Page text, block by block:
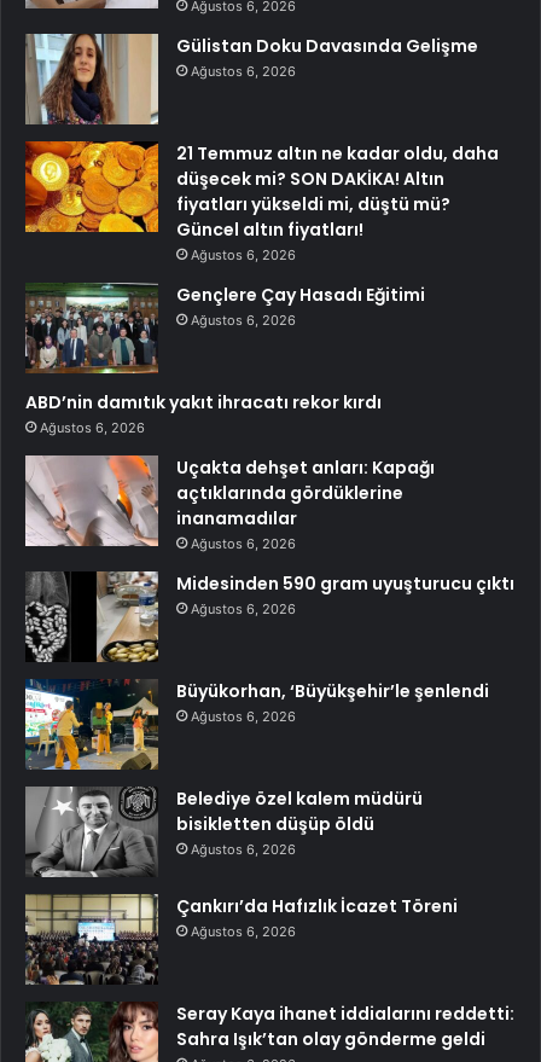
Ağustos 6, 2026
Gülistan Doku Davasında Gelişme
Ağustos 6, 2026
21 Temmuz altın ne kadar oldu, daha
düşecek mi? SON DAKİKA! Altın
fiyatları yükseldi mi, düştü mü?
Güncel altın fiyatları!
Ağustos 6, 2026
Gençlere Çay Hasadı Eğitimi
Ağustos 6, 2026
ABD’nin damıtık yakıt ihracatı rekor kırdı
Ağustos 6, 2026
Uçakta dehşet anları: Kapağı
açtıklarında gördüklerine
inanamadılar
Ağustos 6, 2026
Midesinden 590 gram uyuşturucu çıktı
Ağustos 6, 2026
Büyükorhan, ‘Büyükşehir’le şenlendi
Ağustos 6, 2026
Belediye özel kalem müdürü
bisikletten düşüp öldü
Ağustos 6, 2026
Çankırı’da Hafızlık İcazet Töreni
Ağustos 6, 2026
Seray Kaya ihanet iddialarını reddetti:
Sahra Işık’tan olay gönderme geldi